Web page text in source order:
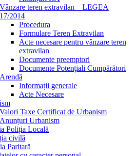
Vânzare teren extravilan – LEGEA
17/2014
Procedura
Formulare Teren Extravilan
Acte necesare pentru vânzare teren
extravilan
Documente preemptori
Documente Potențiali Cumpărători
Arendă
Informații generale
Acte Necesare
Valori Taxe Certificat de Urbanism
Anunțuri Urbanism
Poliția Locală
civilă
Paritară